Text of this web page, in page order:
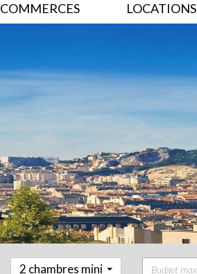
COMMERCES LOCATIONS
2 chambres mini Prix